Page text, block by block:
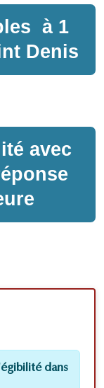
à 1
Denis
avec
dans